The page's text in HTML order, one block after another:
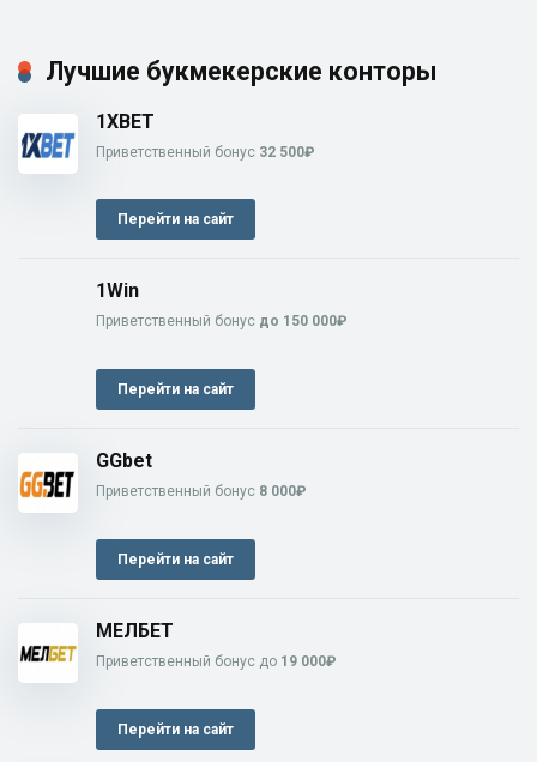
Лучшие букмекерские конторы
1XBET
Приветственный бонус 32 500₽
Перейти на сайт
1Win
Приветственный бонус до 150 000₽
Перейти на сайт
GGbet
Приветственный бонус 8 000₽
Перейти на сайт
МЕЛБЕТ
Приветственный бонус до 19 000₽
Перейти на сайт